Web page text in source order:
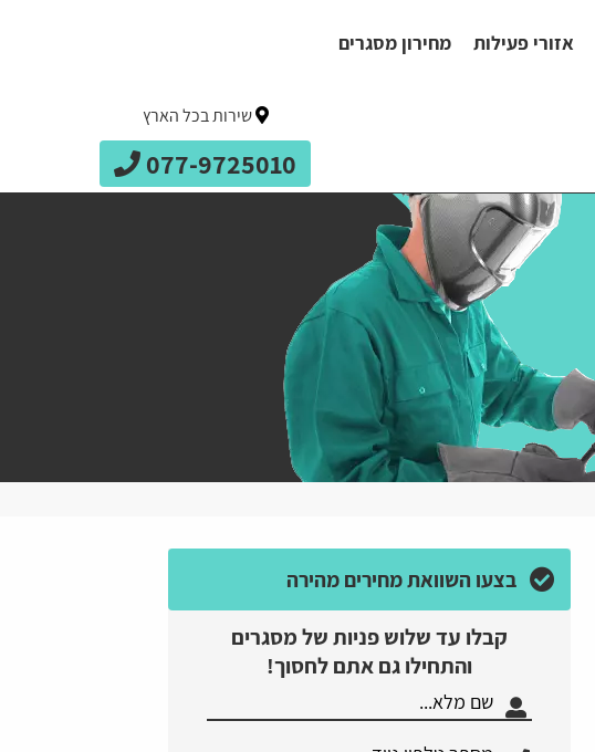
אזורי פעילות מחירון מסגרים
שירות בכל הארץ
077-9725010
בצעו השוואת מחירים מהירה
קבלו עד שלוש פניות של מסגרים
והתחילו גם אתם לחסוך!